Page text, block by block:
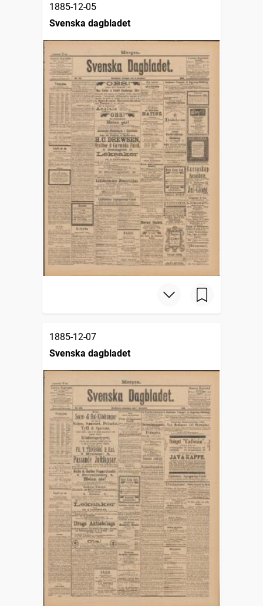
1885-12-05
Svenska dagbladet
1885-12-07
Svenska dagbladet